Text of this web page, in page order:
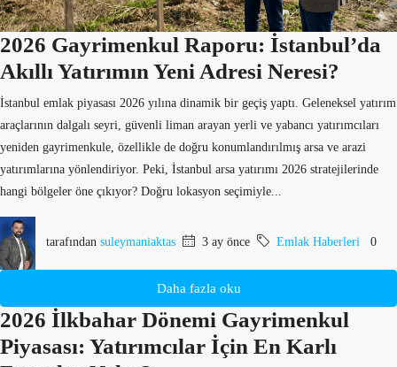
2026 Gayrimenkul Raporu: İstanbul’da
Akıllı Yatırımın Yeni Adresi Neresi?
İstanbul emlak piyasası 2026 yılına dinamik bir geçiş yaptı. Geleneksel yatırım
araçlarının dalgalı seyri, güvenli liman arayan yerli ve yabancı yatırımcıları
yeniden gayrimenkule, özellikle de doğru konumlandırılmış arsa ve arazi
yatırımlarına yönlendiriyor. Peki, İstanbul arsa yatırımı 2026 stratejilerinde
hangi bölgeler öne çıkıyor? Doğru lokasyon seçimiyle...
tarafından suleymaniaktas 3 ay önce Emlak Haberleri 0
Daha fazla oku
2026 İlkbahar Dönemi Gayrimenkul
Piyasası: Yatırımcılar İçin En Karlı